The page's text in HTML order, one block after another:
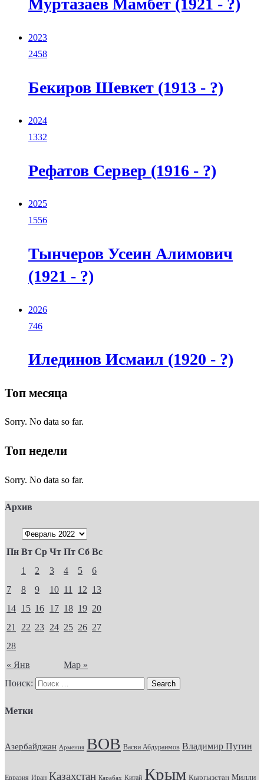
Муртазаев Мамбет (1921 - ?)
2023
2458
Бекиров Шевкет (1913 - ?)
2024
1332
Рефатов Сервер (1916 - ?)
2025
1556
Тынчеров Усеин Алимович
(1921 - ?)
2026
746
Илединов Исмаил (1920 - ?)
Топ месяца
Sorry. No data so far.
Топ недели
Sorry. No data so far.
Архив
Пн Вт Ср Чт Пт Сб Вс
« Янв Мар »
1 2 3 4 5
6
7
8 9 10 11 12 13
14 15 16 17 18 19 20
21
22 23 24 25 26 27
28
Поиск:
Метки
Азербайджан Армения ВОВ Васви Абдураимов Владимир Путин
Евразия Иран Казахстан Карабах Китай Крым Кыргызстан Милли